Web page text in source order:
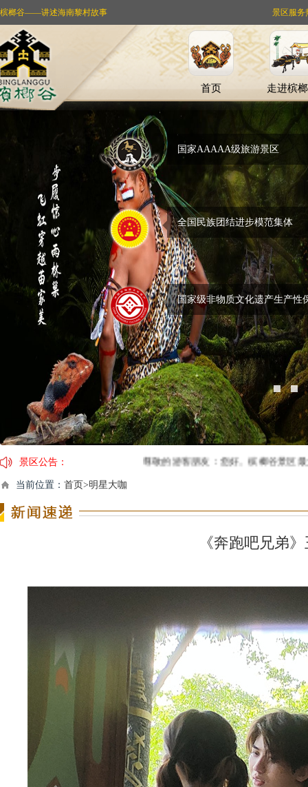
槟榔谷——讲述海南黎村故事 景区服务
首页 走进槟
国家AAAAA级旅游景区
全国民族团结进步模范集体
国家级非物质文化遗产生产性
景区公告：
尊敬的游客朋友：您好。槟榔谷景区最大承载
因临近春节，景区运营时间及演出时间有调整，
关于槟榔谷黎苗文化旅游区门票价格调整的公
当前位置： 首页>明星大咖
《奔跑吧兄弟